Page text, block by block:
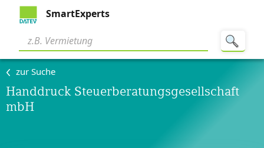
SmartExperts
zur Suche
Handdruck Steuerberatungsgesellschaft
mbH